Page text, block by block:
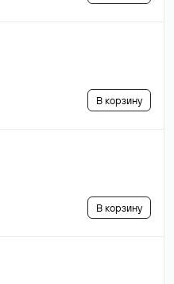
В корзину
В корзину